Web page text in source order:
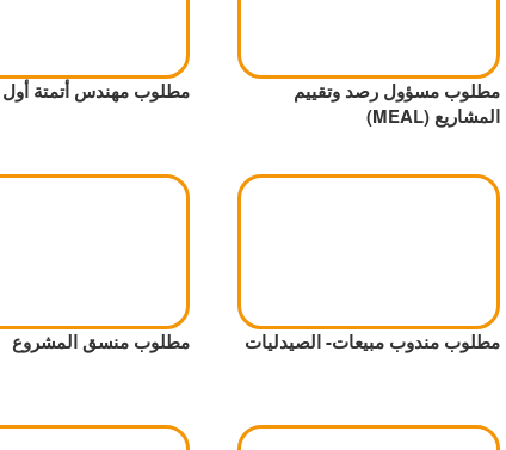
مطلوب مسؤول رصد وتقييم
المشاريع (MEAL)
مطلوب مهندس أتمتة أول
مطلوب مندوب مبيعات- الصيدليات مطلوب منسق المشروع